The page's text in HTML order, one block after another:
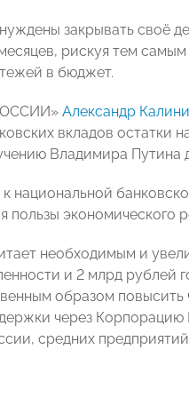
закрывать своё
рискуя тем
в бюджет.
Александр
вкладов остатки
Владимира Путина
национальной
пользы экономического
необходимым и
и 2 млрд рублей
образом повысить
через
средних